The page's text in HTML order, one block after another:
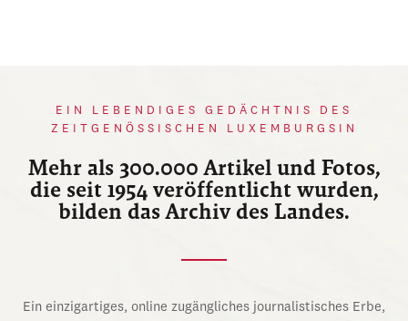
EIN LEBENDIGES GEDÄCHTNIS DES
ZEITGENÖSSISCHEN LUXEMBURGSIN
Mehr als 300.000 Artikel und Fotos,
die seit 1954 veröffentlicht wurden,
bilden das Archiv des Landes.
Ein einzigartiges, online zugängliches journalistisches Erbe,